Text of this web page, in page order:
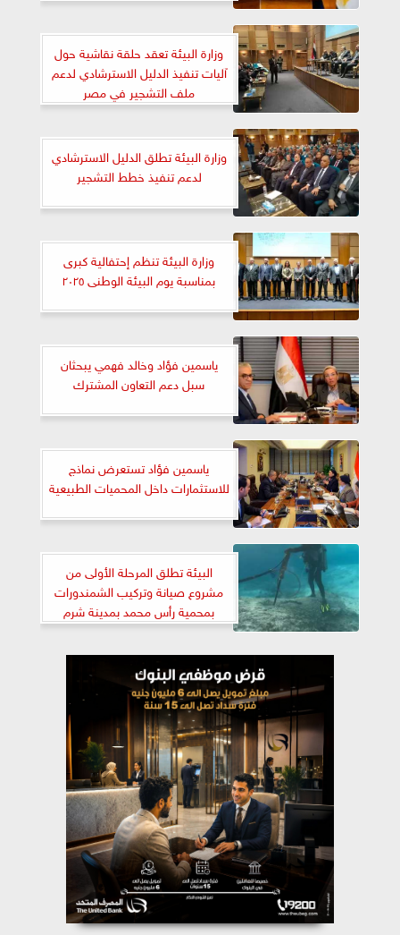
وزارة البيئة تعقد حلقة نقاشية حول
آليات تنفيذ الدليل الاسترشادي لدعم
ملف التشجير في مصر
وزارة البيئة تطلق الدليل الاسترشادي
لدعم تنفيذ خطط التشجير
وزارة البيئة تنظم إحتفالية كبرى
بمناسبة يوم البيئة الوطنى ٢٠٢٥
ياسمين فؤاد وخالد فهمي يبحثان
سبل دعم التعاون المشترك
ياسمين فؤاد تستعرض نماذج
للاستثمارات داخل المحميات الطبيعية
البيئة تطلق المرحلة الأولى من
مشروع صيانة وتركيب الشمندورات
بمحمية رأس محمد بمدينة شرم
الشيخ